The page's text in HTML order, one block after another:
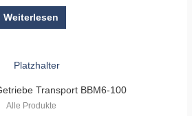
Weiterlesen
Transport BBM6-100
Alle Produkte